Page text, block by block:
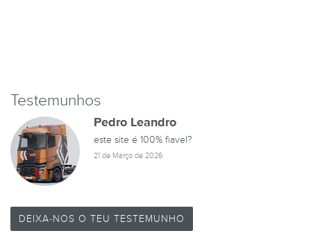
Testemunhos
Pedro Leandro
este site é 100% fiavel?
21 de Março de 2026
DEIXA-NOS O TEU TESTEMUNHO